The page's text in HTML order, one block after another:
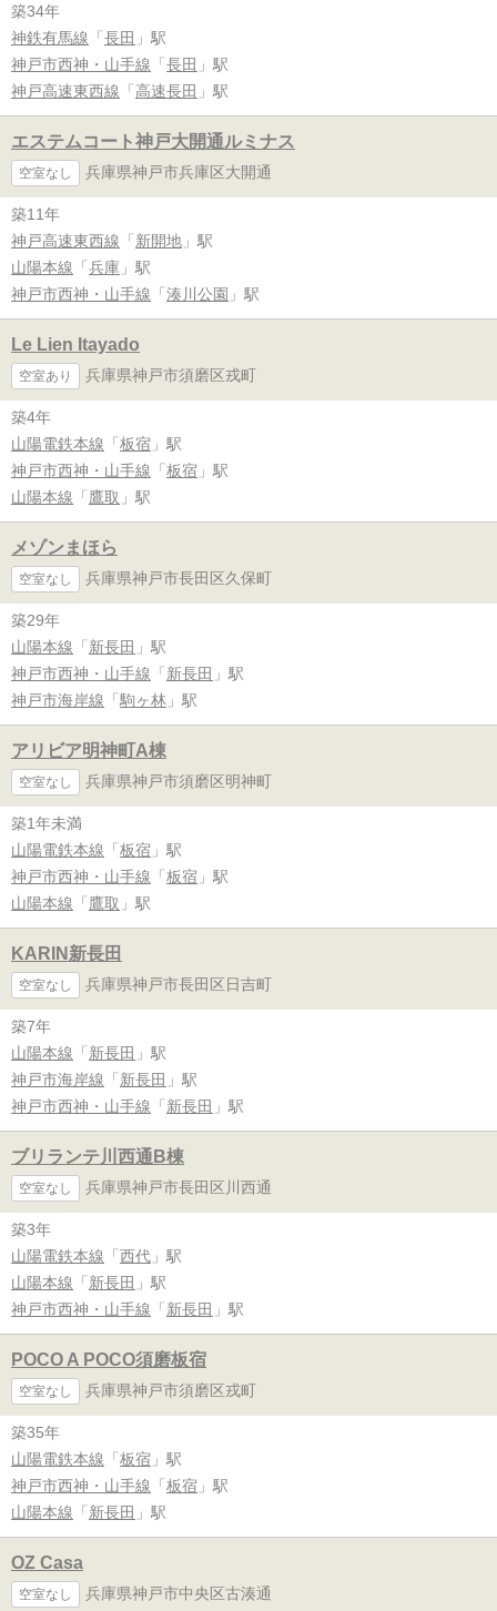
築34年
神鉄有馬線 「 長田 」駅
神戸市西神・山手線 「 長田 」駅
神戸高速東西線 「 高速長田 」駅
エステムコート神戸大開通ルミナス
空室なし 兵庫県神戸市兵庫区大開通
築11年
神戸高速東西線 「 新開地 」駅
山陽本線 「 兵庫 」駅
神戸市西神・山手線 「 湊川公園 」駅
Le Lien Itayado
空室あり 兵庫県神戸市須磨区戎町
築4年
山陽電鉄本線 「 板宿 」駅
神戸市西神・山手線 「 板宿 」駅
山陽本線 「 鷹取 」駅
メゾンまほら
空室なし 兵庫県神戸市長田区久保町
築29年
山陽本線 「 新長田 」駅
神戸市西神・山手線 「 新長田 」駅
神戸市海岸線 「 駒ヶ林 」駅
アリビア明神町A棟
空室なし 兵庫県神戸市須磨区明神町
築1年未満
山陽電鉄本線 「 板宿 」駅
神戸市西神・山手線 「 板宿 」駅
山陽本線 「 鷹取 」駅
KARIN新長田
空室なし 兵庫県神戸市長田区日吉町
築7年
山陽本線 「 新長田 」駅
神戸市海岸線 「 新長田 」駅
神戸市西神・山手線 「 新長田 」駅
ブリランテ川西通B棟
空室なし 兵庫県神戸市長田区川西通
築3年
山陽電鉄本線 「 西代 」駅
山陽本線 「 新長田 」駅
神戸市西神・山手線 「 新長田 」駅
POCO A POCO須磨板宿
空室なし 兵庫県神戸市須磨区戎町
築35年
山陽電鉄本線 「 板宿 」駅
神戸市西神・山手線 「 板宿 」駅
山陽本線 「 新長田 」駅
OZ Casa
空室なし 兵庫県神戸市中央区古湊通